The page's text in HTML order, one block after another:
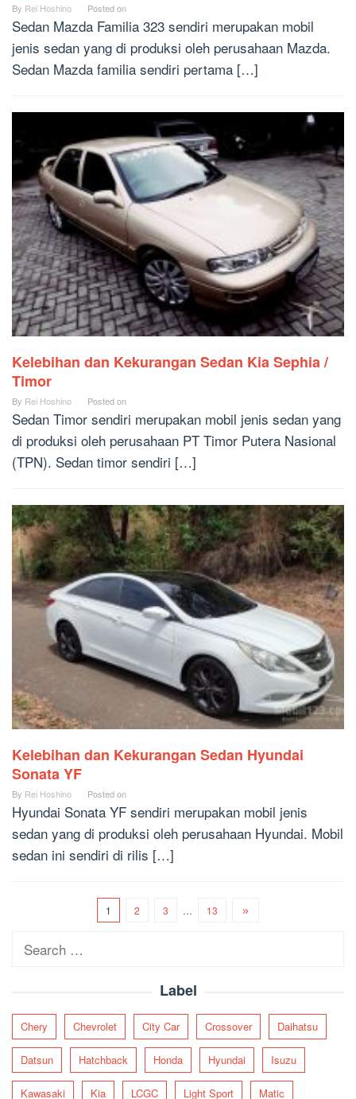
By Rei Hoshino Posted on
Sedan Mazda Familia 323 sendiri merupakan mobil
jenis sedan yang di produksi oleh perusahaan Mazda.
Sedan Mazda familia sendiri pertama […]
Kelebihan dan Kekurangan Sedan Kia Sephia /
Timor
By Rei Hoshino Posted on
Sedan Timor sendiri merupakan mobil jenis sedan yang
di produksi oleh perusahaan PT Timor Putera Nasional
(TPN). Sedan timor sendiri […]
Kelebihan dan Kekurangan Sedan Hyundai
Sonata YF
By Rei Hoshino Posted on
Hyundai Sonata YF sendiri merupakan mobil jenis
sedan yang di produksi oleh perusahaan Hyundai. Mobil
sedan ini sendiri di rilis […]
1 2 3 … 13
Search
Label
Chery Chevrolet City Car Crossover Daihatsu
Datsun Hatchback Honda Hyundai Isuzu
Kawasaki Kia LCGC Light Sport Matic